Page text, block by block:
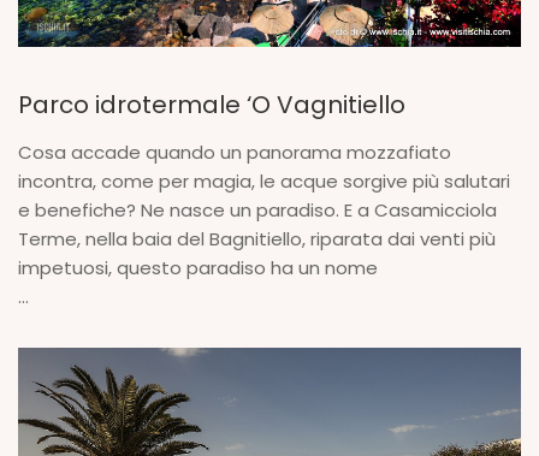
Parco idrotermale ‘O Vagnitiello
Cosa accade quando un panorama mozzafiato
incontra, come per magia, le acque sorgive più salutari
e benefiche? Ne nasce un paradiso. E a Casamicciola
Terme, nella baia del Bagnitiello, riparata dai venti più
impetuosi, questo paradiso ha un nome
...